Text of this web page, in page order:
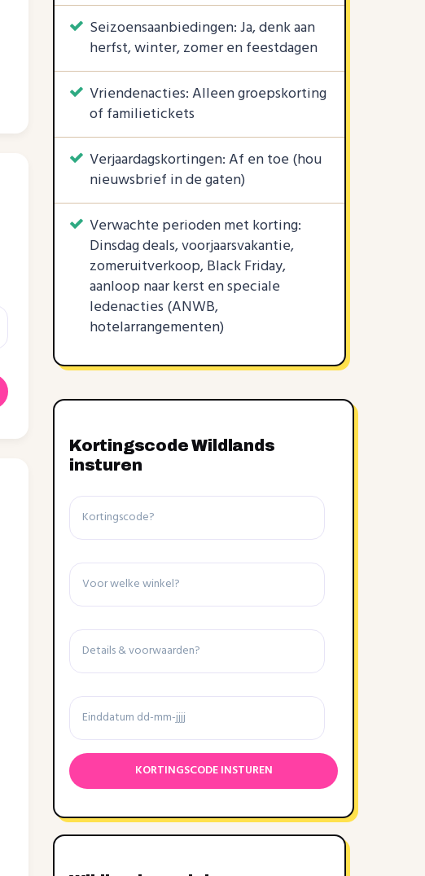
Seizoensaanbiedingen: Ja, denk aan
herfst, winter, zomer en feestdagen
Vriendenacties: Alleen groepskorting
of familietickets
Verjaardagskortingen: Af en toe (hou
nieuwsbrief in de gaten)
Verwachte perioden met korting:
Dinsdag deals, voorjaarsvakantie,
zomeruitverkoop, Black Friday,
aanloop naar kerst en speciale
ledenacties (ANWB,
hotelarrangementen)
Kortingscode Wildlands
insturen
Kortingscode
Winkel
Details
voorwaarden
Einddatum